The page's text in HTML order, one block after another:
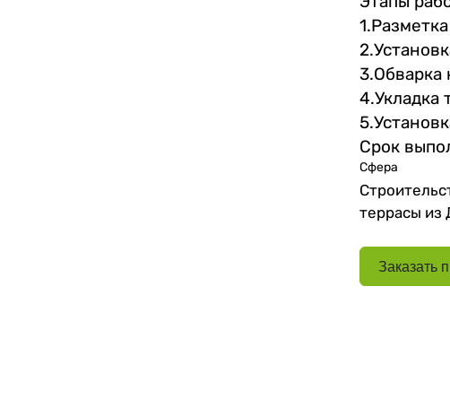
3.Обварка
4.Укладка
Срок
Сфера
террасы из
Заказать